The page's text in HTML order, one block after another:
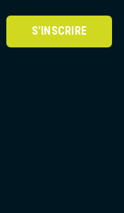
S'INSCRIRE